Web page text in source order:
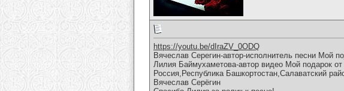
https://youtu.be/dIraZV_0ODQ
Вячеслав Серегин-автор-исполнитель песни Мой
Лилия Баймухаметова-автор видео Мой подарок от
Россия,Республика Башкортостан,Салаватский
Вячеслав Серёгин